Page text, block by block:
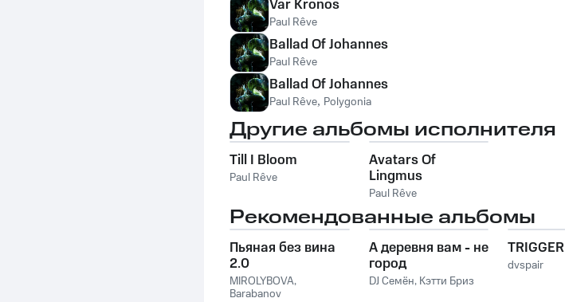
Var Kronos
Paul Rêve
Ballad Of Johannes
Paul Rêve
Ballad Of Johannes
Paul Rêve, Polygonia
Другие альбомы исполнителя
Till I Bloom
Paul Rêve
Avatars Of
Lingmus
Paul Rêve
Рекомендованные альбомы
Пьяная без вина
2.0
MIROLYBOVA,
Barabanov
А деревня вам - не
город
DJ Семён, Кэтти Бриз
TRIGGER
dvspair